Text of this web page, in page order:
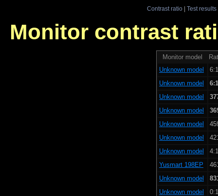
Contrast ratio| Test results
Monitor contrast
Monitor model
Unknown model
Unknown model
6:1
Unknown model
Unknown model
Unknown model
Unknown model
Unknown model
Yusmart 198EP
Unknown model
Unknown model